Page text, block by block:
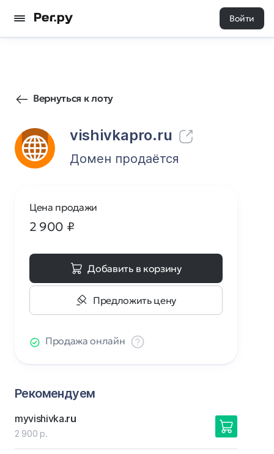
Войти
Вернуться к лоту
vishivkapro.ru
124 0
Домен продаётся
Цена продажи
2 900 ₽
Добавить в корзину
Предложить цену
Продажа онлайн
Рекомендуем
myvishivka.ru
2 900 р.